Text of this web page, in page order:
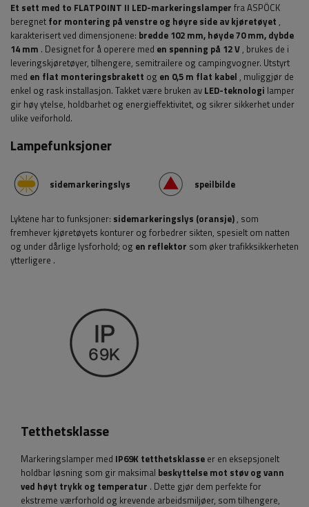
Et sett med to FLATPOINT II LED-markeringslamper fra ASPÖCK
beregnet for montering på venstre og høyre side av kjøretøyet ,
karakterisert ved dimensjonene: bredde 102 mm, høyde 70 mm, dybde
14 mm . Designet for å operere med en spenning på 12 V, brukes de i
leveringskjøretøyer, tilhengere, semitrailere og campingvogner. Utstyrt
med en flat monteringsbrakett og en 0,5 m flat kabel , muliggjør de
enkel og rask installasjon. Takket være bruken av LED-teknologi lamper
gir høy ytelse, holdbarhet og energieffektivitet, og sikrer sikkerhet under
ulike veiforhold.
Lampefunksjoner
sidemarkeringslys speilbilde
Lyktene har to funksjoner: sidemarkeringslys (oransje), som
fremhever kjøretøyets konturer og forbedrer sikten, spesielt om natten
og under dårlige lysforhold; og en reflektor som øker trafikksikkerheten
ytterligere .
Tetthetsklasse
Markeringslamper med IP69K tetthetsklasse er en eksepsjonelt
holdbar løsning som gir maksimal beskyttelse mot støv og vann
ved høyt trykk og temperatur . Dette gjør dem perfekte for
ekstreme værforhold og krevende arbeidsmiljøer, som tilhengere,